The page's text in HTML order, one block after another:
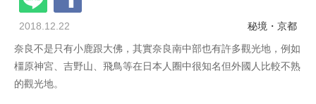
2018.12.22
秘境・京都
奈良不是只有小鹿跟大佛，其實奈良南中部也有許多觀光地，例如
橿原神宮、吉野山、飛鳥等在日本人圈中很知名但外國人比較不熟
的觀光地。